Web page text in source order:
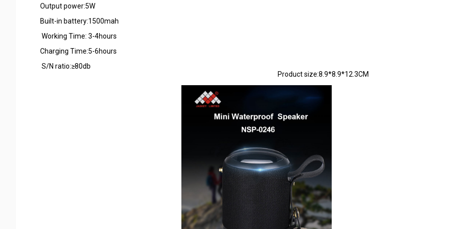
Output power:5W
Built-in battery:1500mah
Working Time: 3-4hours
Charging Time:5-6hours
S/N ratio:≥80db
Product size:8.9*8.9*12.3CM